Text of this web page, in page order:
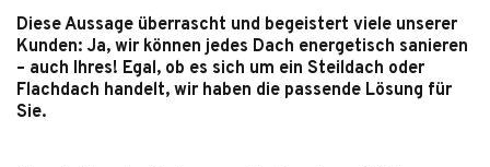
Diese Aussage überrascht und begeistert viele unserer
Kunden: Ja, wir können jedes Dach energetisch sanieren
– auch Ihres! Egal, ob es sich um ein Steildach oder
Flachdach handelt, wir haben die passende Lösung für
Sie.